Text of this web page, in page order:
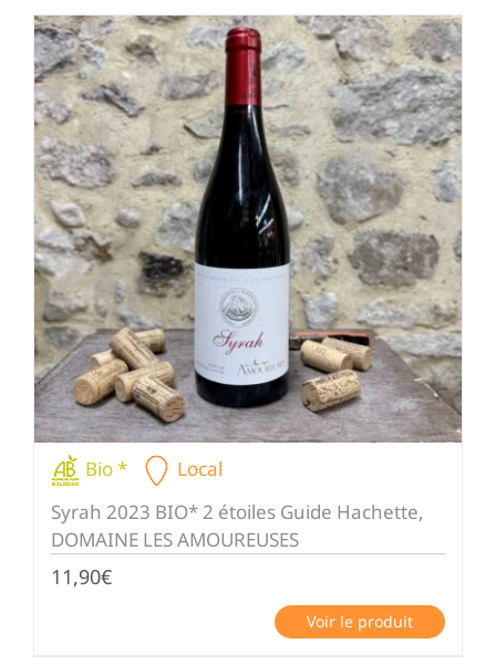
Bio *
Local
Syrah 2023 BIO* 2 étoiles Guide Hachette,
DOMAINE LES AMOUREUSES
11,90€
Voir le produit